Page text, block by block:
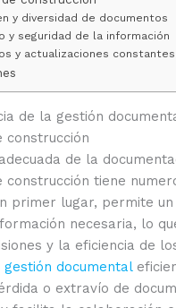
y diversidad de documentos
y seguridad de la información
y actualizaciones constantes
de la gestión
construcción
de la
construcción tiene
primer lugar, permite
necesaria, lo
y la eficiencia de
gestión documental
o extravío de